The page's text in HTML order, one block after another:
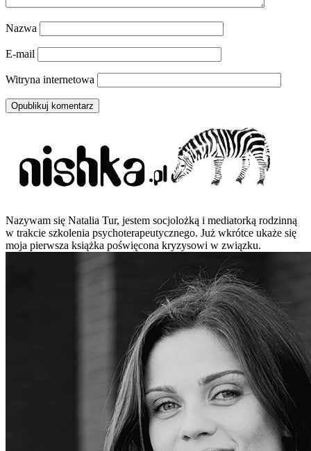
Nazwa
E-mail
Witryna internetowa
Nazywam się Natalia Tur, jestem socjolożką i mediatorką rodzinną
w trakcie szkolenia psychoterapeutycznego. Już wkrótce ukaże się
moja pierwsza książka poświęcona kryzysowi w związku.